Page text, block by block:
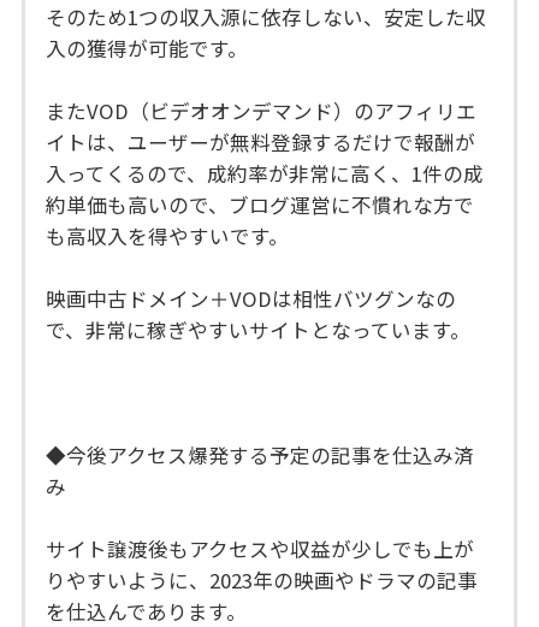
そのため1つの収入源に依存しない、安定した収
入の獲得が可能です。
またVOD（ビデオオンデマンド）のアフィリエ
イトは、ユーザーが無料登録するだけで報酬が
入ってくるので、成約率が非常に高く、1件の成
約単価も高いので、ブログ運営に不慣れな方で
も高収入を得やすいです。
映画中古ドメイン＋VODは相性バツグンなの
で、非常に稼ぎやすいサイトとなっています。
◆今後アクセス爆発する予定の記事を仕込み済
み
サイト譲渡後もアクセスや収益が少しでも上が
りやすいように、2023年の映画やドラマの記事
を仕込んであります。